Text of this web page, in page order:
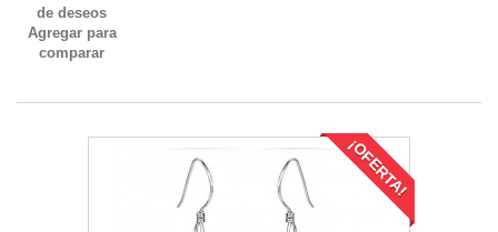
de deseos
Agregar para
comparar
¡OFERTA!